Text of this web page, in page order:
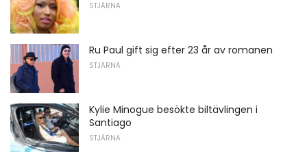
STJÄRNA
Ru Paul gift sig efter 23 år av romanen
STJÄRNA
Kylie Minogue besökte biltävlingen i
Santiago
STJÄRNA